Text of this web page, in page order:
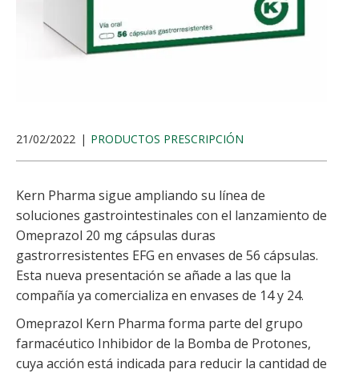
21/02/2022 PRODUCTOS PRESCRIPCIÓN
Kern Pharma sigue ampliando su línea de
soluciones gastrointestinales con el lanzamiento de
Omeprazol 20 mg cápsulas duras
gastrorresistentes EFG en envases de 56 cápsulas.
Esta nueva presentación se añade a las que la
compañía ya comercializa en envases de 14 y 24.
Omeprazol Kern Pharma forma parte del grupo
farmacéutico Inhibidor de la Bomba de Protones,
cuya acción está indicada para reducir la cantidad de